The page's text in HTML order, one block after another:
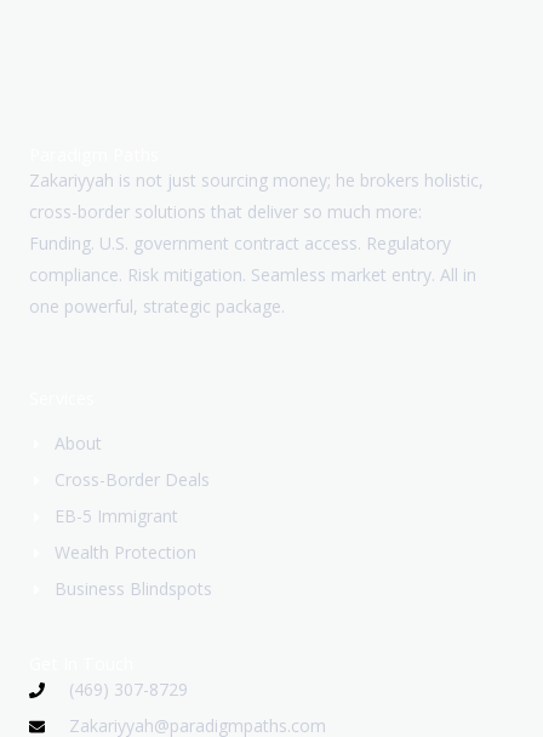
Zakariyyah is not just sourcing money; he brokers holistic,
cross-border solutions that deliver so much more:
Funding. U.S. government contract access. Regulatory
compliance. Risk mitigation. Seamless market entry. All in
one powerful, strategic package.
About
Cross-Border Deals
EB-5 Immigrant
Wealth Protection
Business Blindspots
(469) 307-8729
Zakariyyah@paradigmpaths.com